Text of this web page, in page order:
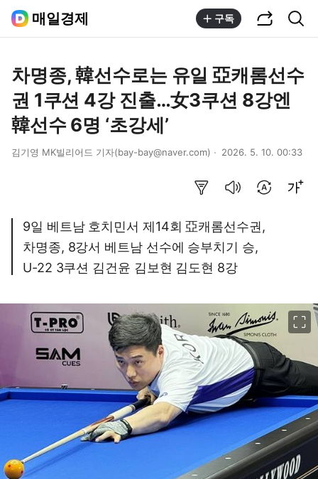
매일경제 구독
차명종, 韓선수로는 유일 亞캐롬선수
권 1쿠션 4강 진출…女3쿠션 8강엔
韓선수 6명 ‘초강세’
김기영 MK빌리어드 기자(bay-bay@naver.com) 2026. 5. 10. 00:33
9일 베트남 호치민서 제14회 亞캐롬선수권,
차명종, 8강서 베트남 선수에 승부치기 승,
U-22 3쿠션 김건윤 김보현 김도현 8강